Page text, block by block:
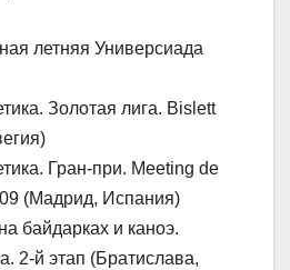
летняя Универсиада
Золотая лига. Bislett
Гран-при. Meeting de
(Мадрид, Испания)
байдарках и каноэ.
2-й этап (Братислава,